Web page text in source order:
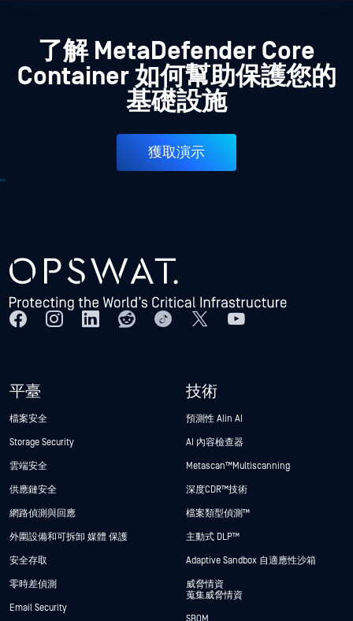
了解 MetaDefender Core
Container 如何幫助保護您的
基礎設施
獲取演示
平臺
檔案安全
Storage Security
雲端安全
供應鏈安全
網路偵測與回應
外圍設備和可拆卸 媒體 保護
安全存取
零時差偵測
Email Security
技術
預測性 Alin AI
AI 內容檢查器
Metascan™ Multiscanning
深度CDR™技術
檔案類型偵測™
主動式 DLP™
Adaptive Sandbox 自適應性沙箱
威脅情資
蒐集威脅情資
SBOM